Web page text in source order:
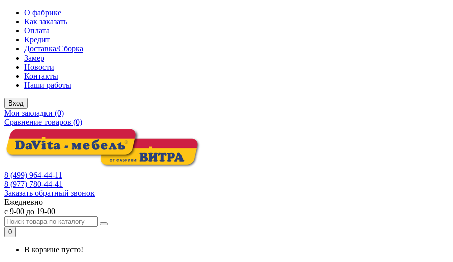
О фабрике
Как заказать
Оплата
Кредит
Доставка/Сборка
Замер
Новости
Контакты
Наши работы
Вход
Мои закладки (0)
Сравнение товаров (0)
8 (499) 964-44-11
8 (977) 780-44-41
Заказать обратный звонок
Ежедневно
с 9-00 до 19-00
0
В корзине пусто!